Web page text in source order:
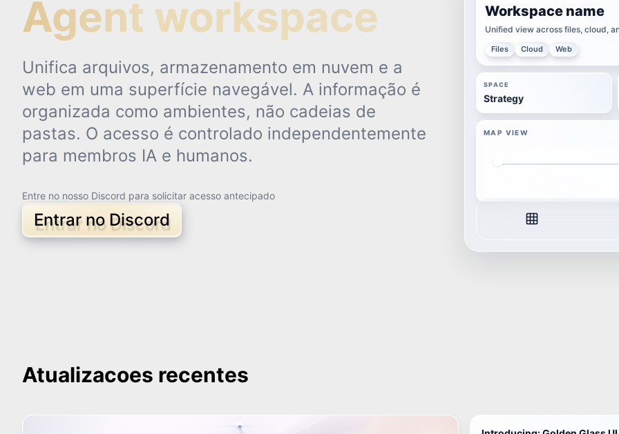
Agent workspace
Unifica arquivos, armazenamento em nuvem e a
web em uma superfície navegável. A informação é
organizada como ambientes, não cadeias de
pastas. O acesso é controlado independentemente
para membros IA e humanos.
Entre no nosso Discord para solicitar acesso antecipado
Entrar no Discord
Workspace name
Unified view across files, cloud,
Files Cloud Web
SPACE
Strategy
MAP VIEW
Atualizacoes recentes